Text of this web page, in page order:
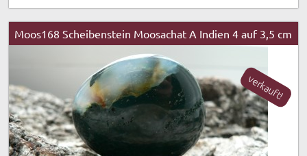
Moos168 Scheibenstein Moosachat A Indien 4 auf 3,5 cm
verkauft!